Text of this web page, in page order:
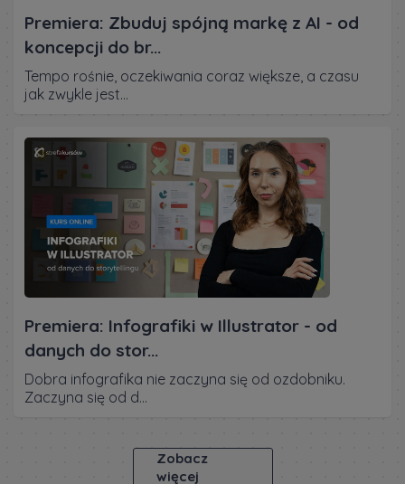
Premiera: Zbuduj spójną markę z AI - od
koncepcji do br...
Tempo rośnie, oczekiwania coraz większe, a czasu
jak zwykle jest...
Premiera: Infografiki w Illustrator - od
danych do stor...
Dobra infografika nie zaczyna się od ozdobniku.
Zaczyna się od d...
Zobacz
więcej